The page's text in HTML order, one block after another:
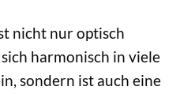
nicht nur optisch
harmonisch in viele
sondern ist auch eine